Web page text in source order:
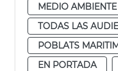
MEDIO AMBIENTE
TODAS LAS
POBLATS
EN PORTADA